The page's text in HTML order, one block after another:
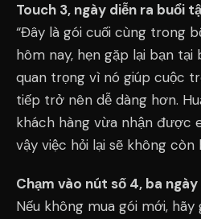
Touch 3, ngày diễn ra buổi
“Đây là gói cuối cùng trong
hôm nay, hẹn gặp lại bạn tại
quan trọng vì nó giúp cuộc
tiếp trở nên dễ dàng hơn.
khách hàng vừa nhận được
vậy việc hỏi lại sẽ không còn
Chạm vào nút số 4, ba
Nếu không mua gói mới,